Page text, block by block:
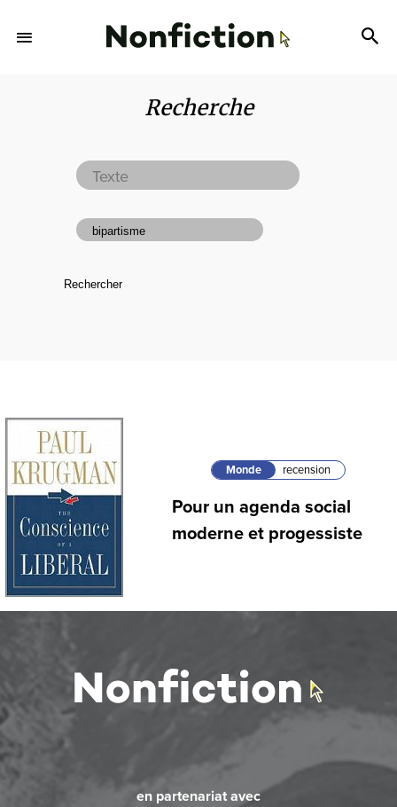
Recherche
Monde recension
Pour un agenda social
moderne et progessiste
en partenariat avec